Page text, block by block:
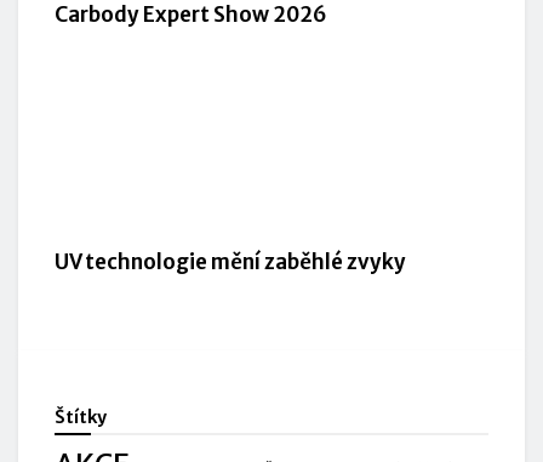
Carbody Expert Show 2026
UV technologie mění zaběhlé zvyky
Štítky